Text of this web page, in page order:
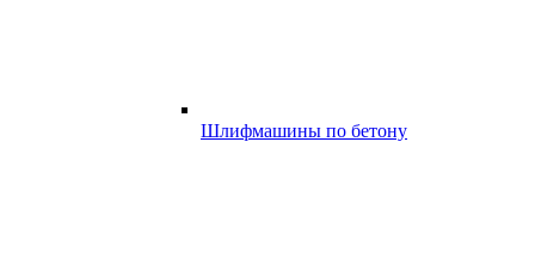
Шлифмашины по бетону